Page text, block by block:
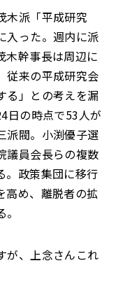
木派「平成研究
入った。週内に派
木幹事長は周辺に
従来の平成研究会
る」との考えを漏
日の時点で53人が
派閥。小渕優子選
議員会長らの複数
。政策集団に移行
高め、離脱者の拡
が、上念さんこれ